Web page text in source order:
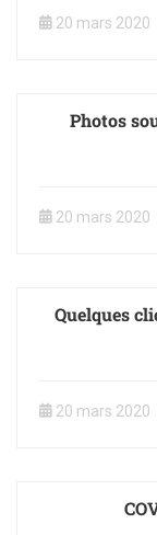
20 mars 2020
Photos
20 mars 2020
Quelques
20 mars 2020